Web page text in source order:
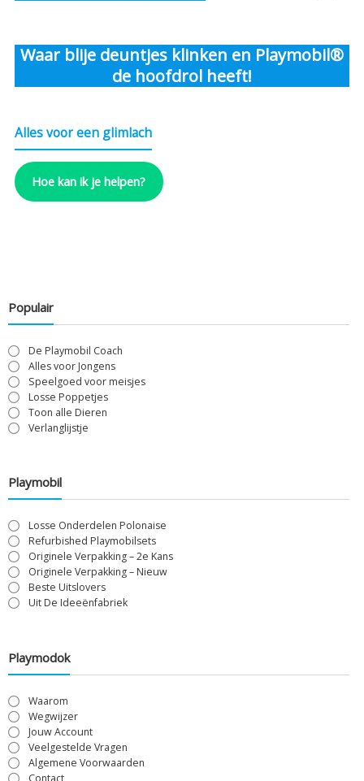
Waar blije deuntjes klinken en Playmobil®
de hoofdrol heeft!
Alles voor een glimlach
Hoe kan ik je helpen?
Populair
De Playmobil Coach
Alles voor Jongens
Speelgoed voor meisjes
Losse Poppetjes
Toon alle Dieren
Verlanglijstje
Playmobil
Losse Onderdelen Polonaise
Refurbished Playmobilsets
Originele Verpakking – 2e Kans
Originele Verpakking – Nieuw
Beste Uitslovers
Uit De Ideeënfabriek
Playmodok
Waarom
Wegwijzer
Jouw Account
Veelgestelde Vragen
Algemene Voorwaarden
Contact